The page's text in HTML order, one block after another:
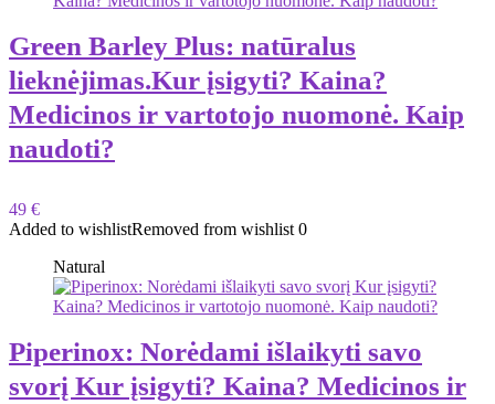
Green Barley Plus: natūralus
lieknėjimas.Kur įsigyti? Kaina?
Medicinos ir vartotojo nuomonė. Kaip
naudoti?
49 €
Added to wishlistRemoved from wishlist 0
Natural
Piperinox: Norėdami išlaikyti savo
svorį Kur įsigyti? Kaina? Medicinos ir